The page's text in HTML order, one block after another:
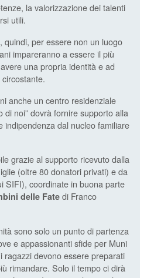
la valorizzazione dei talenti
utili.
quindi, per essere non un luogo
impareranno a essere il più
una propria identità e ad
anche un centro residenziale
di noi” dovrà fornire supporto alla
indipendenza dal nucleo familiare
grazie al supporto ricevuto dalla
(oltre 80 donatori privati) e da
SIFI), coordinate in buona parte
delle Fate di Franco
sono solo un punto di partenza
e appassionanti sfide per Muni
ragazzi devono essere preparati
rimandare. Solo il tempo ci dirà